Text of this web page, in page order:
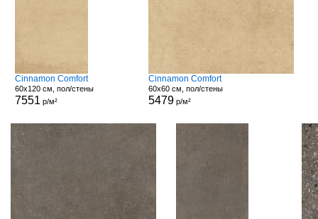
Cinnamon Comfort
60x120 см, пол/стены
7551 р/м²
Cinnamon Comfort
60x60 см, пол/стены
5479 р/м²